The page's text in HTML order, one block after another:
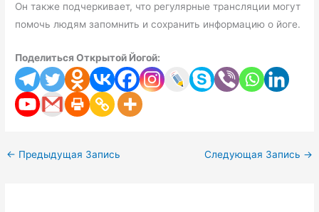
Он также подчеркивает, что регулярные трансляции могут
помочь людям запомнить и сохранить информацию о йоге.
Поделиться Открытой Йогой:
← Предыдущая Запись Следующая Запись →